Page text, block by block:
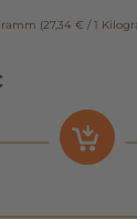
(27,34 € / 1